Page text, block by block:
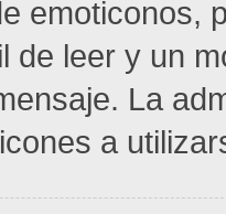
emoticonos,
de leer y un
La
a